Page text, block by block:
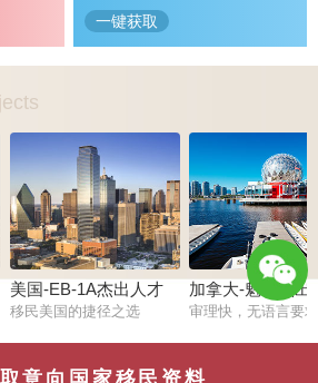
一键获取
美国-EB-1A杰出人才
移民美国的捷径之选
加拿大-魁省杰出
审理快，无语言要
1381124
5692